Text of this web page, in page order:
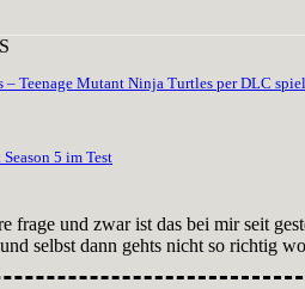
– Teenage Mutant Ninja Turtles per DLC
5 im Test
frage und zwar ist das bei mir seit
selbst dann gehts nicht so richtig